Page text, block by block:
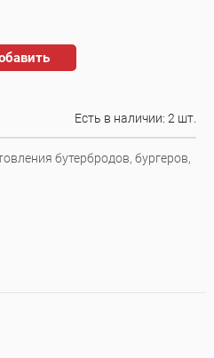
Есть в наличии: 2 шт.
бутербродов, бургеров,